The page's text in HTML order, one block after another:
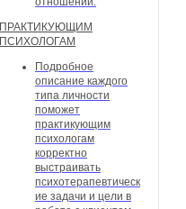
ПРАКТИКУЮЩИМ
ПСИХОЛОГАМ
Подробное
описание каждого
типа личности
поможет
практикующим
психологам
корректно
выстраивать
психотерапевтическ
ие задачи и цели в